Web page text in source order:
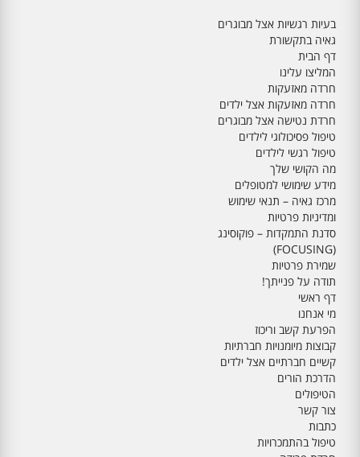
בעיות רגשיות אצל מבוגרים
גאיה בתקשורת
דף הבית
המליצו עלינו
חרדה מאזעקות
חרדה מאזעקות אצל ילדים
חרדת נטישה אצל מבוגרים
טיפול פסיכולוגי לילדים
טיפול רגשי לילדים
מה הקושי שלך
מידע שימושי למטופלים
מרכז גאיה – תנאי שימוש
ומדיניות פרטיות
סדנת התמקדות – פוקוסינג
(FOCUSING)
שמירת פרטיות
תודה על פנייתך!
דף ראשי
מי אנחנו
הפרעת קשב וריכוז
קבוצות מיומנויות חברתיות
קשיים חברתיים אצל ילדים
הדרכת הורים
הטיפולים
צור קשר
כתבות
טיפול בהתמכרויות